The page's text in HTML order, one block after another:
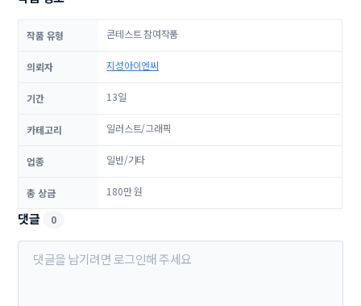
작품 유형 콘테스트 참여작품
의뢰자 지성아이엔씨
기간 13일
카테고리 일러스트/그래픽
업종 일반/기타
총 상금 180만 원
댓글 0